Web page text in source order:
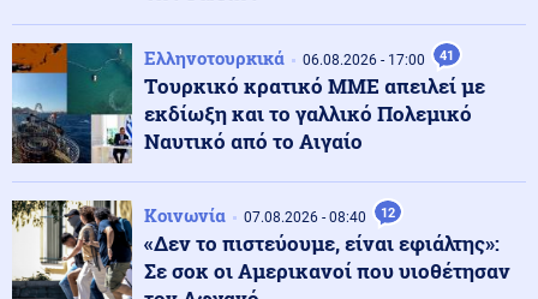
Τραγωδία με μητέρα και γιο: Πραγματογνώμονας
επιχειρεί να ρίξει φως στα αίτια του δυστυχήματος
στις Σέρρες
Ελληνοτουρκικά 07.08.2026 - 18:56
Τουρκικά ΜΜΕ: Γιατί οι Τούρκοι «βουλιάζουν» τα
ελληνικά νησιά την περίοδο των διακοπών
Κοινωνία 07.08.2026 - 18:52
Θεσσαλονίκη: Οι αλλαγές στις λεωφορειακές γραμμές
που θα ισχύσουν με τη λειτουργία της επέκτασης του
Ελληνοτουρκικά 06.08.2026 - 17:00 41
Tουρκικό κρατικό ΜΜΕ απειλεί με
εκδίωξη και το γαλλικό Πολεμικό
Ναυτικό από το Αιγαίο
Κοινωνία 07.08.2026 - 08:40 12
«Δεν το πιστεύουμε, είναι εφιάλτης»:
Σε σοκ οι Αμερικανοί που υιοθέτησαν